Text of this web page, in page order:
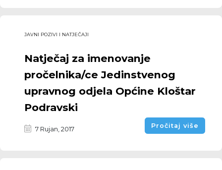
JAVNI POZIVI I NATJEČAJI
Natječaj za imenovanje
pročelnika/ce Jedinstvenog
upravnog odjela Općine Kloštar
Podravski
7 Rujan, 2017 Pročitaj više